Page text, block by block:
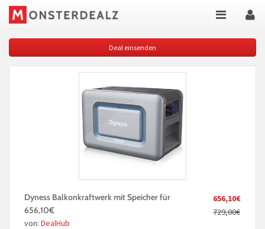
Deal einsenden
656,10€
729,00€
Dyness Balkonkraftwerk mit Speicher für
656,10€
von: DealHub